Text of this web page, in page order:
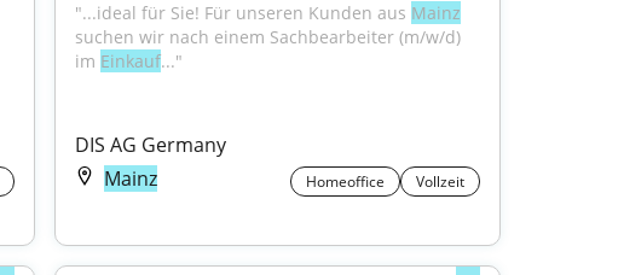
"...ideal für Sie! Für unseren Kunden aus Mainz
suchen wir nach einem Sachbearbeiter (m/w/d)
im Einkauf..."
DIS AG Germany
Mainz
Homeoffice Vollzeit